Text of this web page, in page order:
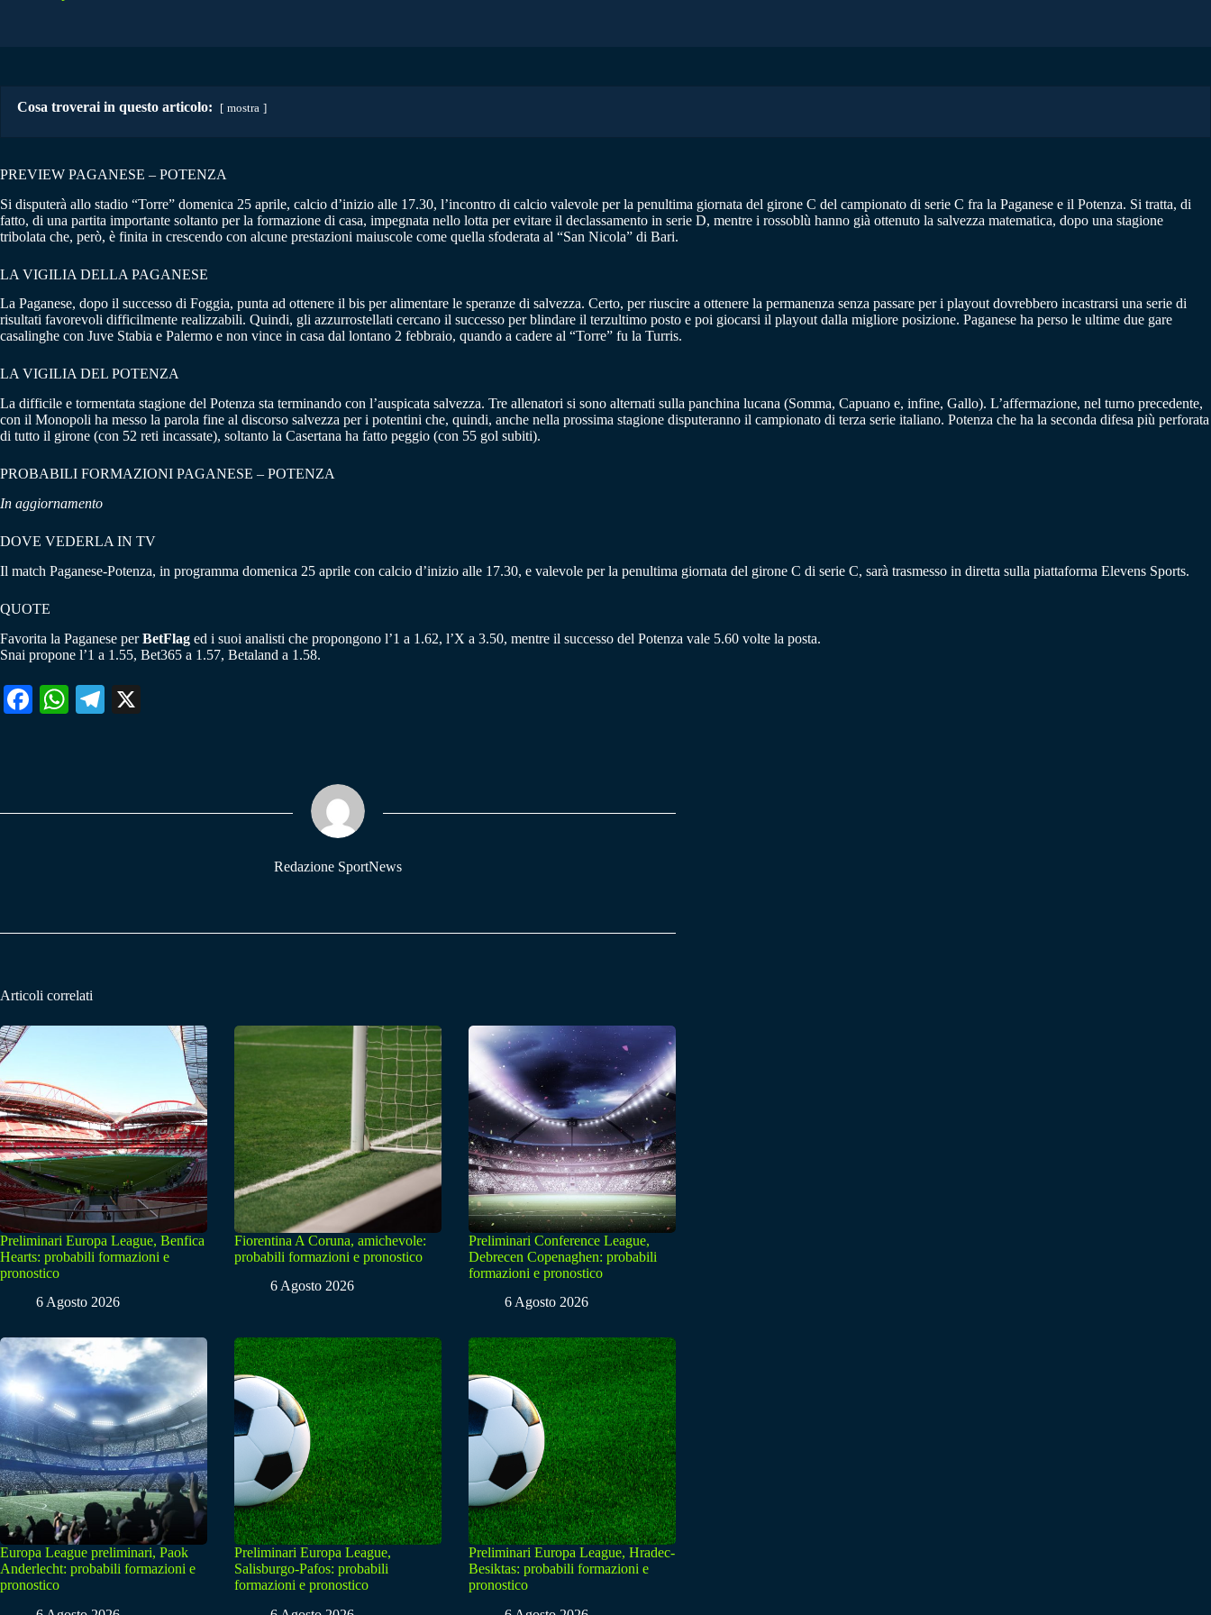
Cosa troverai in questo articolo: mostra
PREVIEW PAGANESE – POTENZA
Si disputerà allo stadio “Torre” domenica 25 aprile, calcio d’inizio alle 17.30, l’incontro di calcio valevole per la penultima giornata del girone C del campionato di serie C fra la Paganese e il Potenza. Si tratta, di
fatto, di una partita importante soltanto per la formazione di casa, impegnata nello lotta per evitare il declassamento in serie D, mentre i rossoblù hanno già ottenuto la salvezza matematica, dopo una stagione
tribolata che, però, è finita in crescendo con alcune prestazioni maiuscole come quella sfoderata al “San Nicola” di Bari.
LA VIGILIA DELLA PAGANESE
La Paganese, dopo il successo di Foggia, punta ad ottenere il bis per alimentare le speranze di salvezza. Certo, per riuscire a ottenere la permanenza senza passare per i playout dovrebbero incastrarsi una serie di
risultati favorevoli difficilmente realizzabili. Quindi, gli azzurrostellati cercano il successo per blindare il terzultimo posto e poi giocarsi il playout dalla migliore posizione. Paganese ha perso le ultime due gare
casalinghe con Juve Stabia e Palermo e non vince in casa dal lontano 2 febbraio, quando a cadere al “Torre” fu la Turris.
LA VIGILIA DEL POTENZA
La difficile e tormentata stagione del Potenza sta terminando con l’auspicata salvezza. Tre allenatori si sono alternati sulla panchina lucana (Somma, Capuano e, infine, Gallo). L’affermazione, nel turno precedente,
con il Monopoli ha messo la parola fine al discorso salvezza per i potentini che, quindi, anche nella prossima stagione disputeranno il campionato di terza serie italiano. Potenza che ha la seconda difesa più perforata
di tutto il girone (con 52 reti incassate), soltanto la Casertana ha fatto peggio (con 55 gol subiti).
PROBABILI FORMAZIONI PAGANESE – POTENZA
In aggiornamento
DOVE VEDERLA IN TV
Il match Paganese-Potenza, in programma domenica 25 aprile con calcio d’inizio alle 17.30, e valevole per la penultima giornata del girone C di serie C, sarà trasmesso in diretta sulla piattaforma Elevens Sports.
QUOTE
Favorita la Paganese perBetFlag ed i suoi analisti che propongono l’1 a 1.62, l’X a 3.50, mentre il successo del Potenza vale 5.60 volte la posta.
Snai propone l’1 a 1.55, Bet365 a 1.57, Betaland a 1.58.
Fa W
pp
Te
m
Redazione SportNews
Articoli correlati
Preliminari Europa League, Benfica
Hearts: probabili formazioni e
pronostico
6 Agosto 2026
Fiorentina A Coruna, amichevole:
probabili formazioni e pronostico
6 Agosto 2026
Preliminari Conference League,
Debrecen Copenaghen: probabili
formazioni e pronostico
6 Agosto 2026
Europa League preliminari, Paok
Anderlecht: probabili formazioni e
pronostico
Preliminari Europa League,
Salisburgo-Pafos: probabili
formazioni e pronostico
Preliminari Europa League, Hradec-
Besiktas: probabili formazioni e
pronostico